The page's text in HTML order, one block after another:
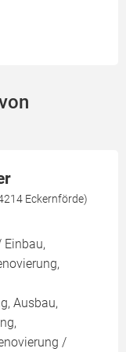
Eckernförde)
Einbau,
Ausbau,
/